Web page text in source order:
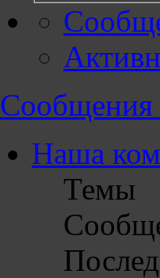
Сообщения
Наша
Темы